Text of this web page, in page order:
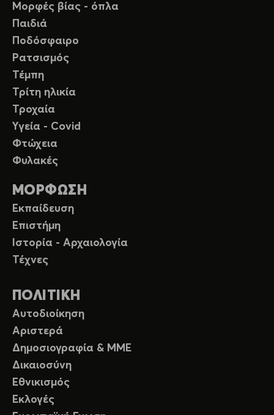
Μορφές βίας - όπλα
Παιδιά
Ποδόσφαιρο
Ρατσισμός
Τέμπη
Τρίτη ηλικία
Τροχαία
Υγεία - Covid
Φτώχεια
Φυλακές
ΜΟΡΦΩΣΗ
Εκπαίδευση
Επιστήμη
Ιστορία - Αρχαιολογία
Τέχνες
ΠΟΛΙΤΙΚΗ
Αυτοδιοίκηση
Αριστερά
Δημοσιογραφία & ΜΜΕ
Δικαιοσύνη
Εθνικισμός
Εκλογές